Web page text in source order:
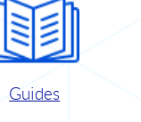
Guides